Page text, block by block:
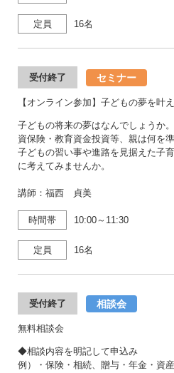
定員 16名
受付終了 セミナー
【オンライン参加】子どもの夢を叶
子どもの将来の夢はなんでしょうか
資保険・教育資金投資等、親は何を
子どもの習い事や進路を見据えた子
に考えてみませんか。
講師：福西 貞美
時間帯 10:00～11:30
定員 16名
受付終了 相談会
無料相談会
◆相談内容を明記して申込み
例）・保険・相続、贈与・年金・資